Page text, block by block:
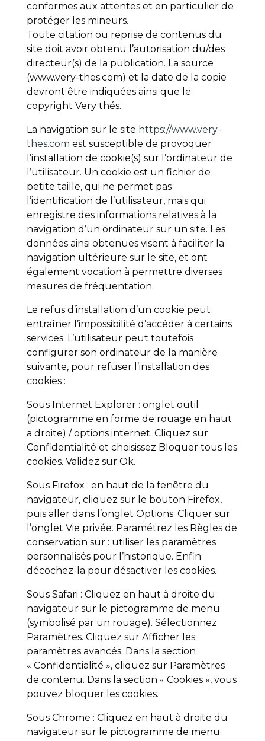
conformes aux attentes et en particulier de
protéger les mineurs.
Toute citation ou reprise de contenus du
site doit avoir obtenu l’autorisation du/des
directeur(s) de la publication. La source
(www.very-thes.com) et la date de la copie
devront être indiquées ainsi que le
copyright Very thés.
La navigation sur le site https://www.very-
thes.com est susceptible de provoquer
l’installation de cookie(s) sur l’ordinateur de
l’utilisateur. Un cookie est un fichier de
petite taille, qui ne permet pas
l’identification de l’utilisateur, mais qui
enregistre des informations relatives à la
navigation d’un ordinateur sur un site. Les
données ainsi obtenues visent à faciliter la
navigation ultérieure sur le site, et ont
également vocation à permettre diverses
mesures de fréquentation.
Le refus d’installation d’un cookie peut
entraîner l’impossibilité d’accéder à certains
services. L’utilisateur peut toutefois
configurer son ordinateur de la manière
suivante, pour refuser l’installation des
cookies :
Sous Internet Explorer : onglet outil
(pictogramme en forme de rouage en haut
a droite) / options internet. Cliquez sur
Confidentialité et choisissez Bloquer tous les
cookies. Validez sur Ok.
Sous Firefox : en haut de la fenêtre du
navigateur, cliquez sur le bouton Firefox,
puis aller dans l’onglet Options. Cliquer sur
l’onglet Vie privée. Paramétrez les Règles de
conservation sur : utiliser les paramètres
personnalisés pour l’historique. Enfin
décochez-la pour désactiver les cookies.
Sous Safari : Cliquez en haut à droite du
navigateur sur le pictogramme de menu
(symbolisé par un rouage). Sélectionnez
Paramètres. Cliquez sur Afficher les
paramètres avancés. Dans la section
« Confidentialité », cliquez sur Paramètres
de contenu. Dans la section « Cookies », vous
pouvez bloquer les cookies.
Sous Chrome : Cliquez en haut à droite du
navigateur sur le pictogramme de menu